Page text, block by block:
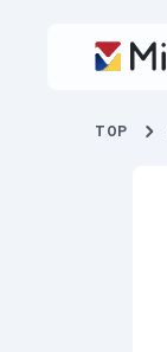
TOP